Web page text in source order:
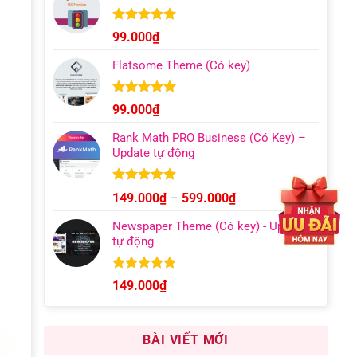
Được xếp
hạng 4.96
5 sao
99.000₫
Flatsome Theme (Có key)
Được xếp
hạng 4.95
5 sao
99.000₫
Rank Math PRO Business (Có Key) –
Update tự động
Được xếp
hạng5.00
5 sao
149.000₫ – 599.000₫Khoảng
từ
149.000₫
Newspaper Theme (Có key) - Update
tự động
Được xếp
hạng 4.92
149.000₫
BÀI VIẾT MỚI